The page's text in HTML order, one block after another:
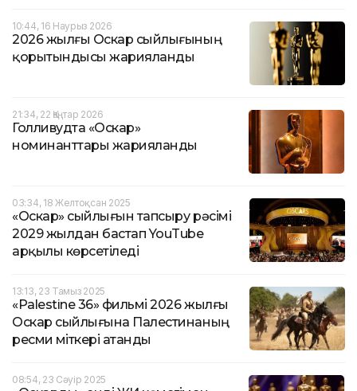
10:44, 16 Наурыз 2026
2026 жылғы Оскар сыйлығының
қорытындысы жарияланды
21:34, 22 Қаңтар 2026
Голливудта «Оскар»
номинанттары жарияланды
03:34, 18 Желтоқсан 2025
«Оскар» сыйлығын тапсыру рәсімі
2029 жылдан бастап YouTube
арқылы көрсетіледі
13:13, 23 Тамыз 2025
«Palestine 36» фильмі 2026 жылғы
Оскар сыйлығына Палестинаның
ресми үміткері атанды
08:54, 23 Сәуір 2025